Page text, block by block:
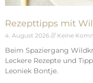
Rezepttipps mit
4. August 2026 Keine
Beim Spaziergang
Leckere Rezepte und
Leoniek Bontje.